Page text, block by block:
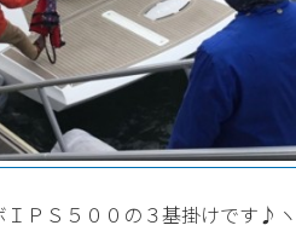
ＰＳ５００の３基掛けです♪